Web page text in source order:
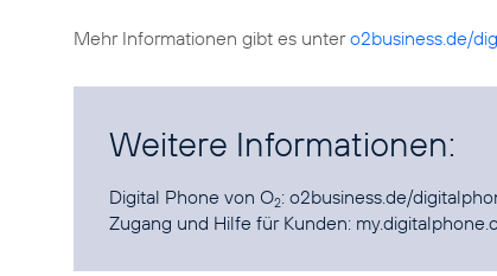
Mehr Informationen gibt es untero2business.de/
Weitere Informationen:
Digital Phone von O2: o2business.de/
Zugang und Hilfe für Kunden: